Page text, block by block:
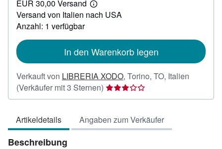
18,00
EUR 30,00 Versand
Weitere
Informationen
Versand von Italien nach USA
Anzahl: 1 verfügbar
In den Warenkorb legen
Verkauft von LIBRERIA XODO, Torino, TO, Italien
(Verkäufer mit 3 Sternen) Verkäuferbewertung
3
5
Sternen
Artikeldetails Angaben zum Verkäufer
Beschreibung